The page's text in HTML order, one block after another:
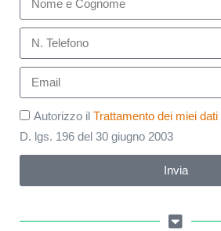
Autorizzo il Trattamento dei miei
D. lgs. 196 del 30 giugno 2003
Invia